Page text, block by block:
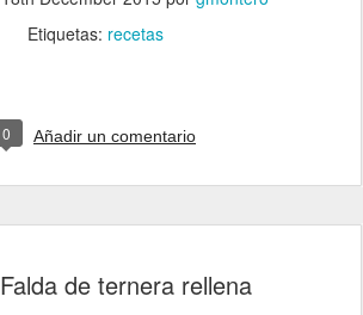
Etiquetas: recetas
0 Añadir un comentario
Falda de ternera rellena